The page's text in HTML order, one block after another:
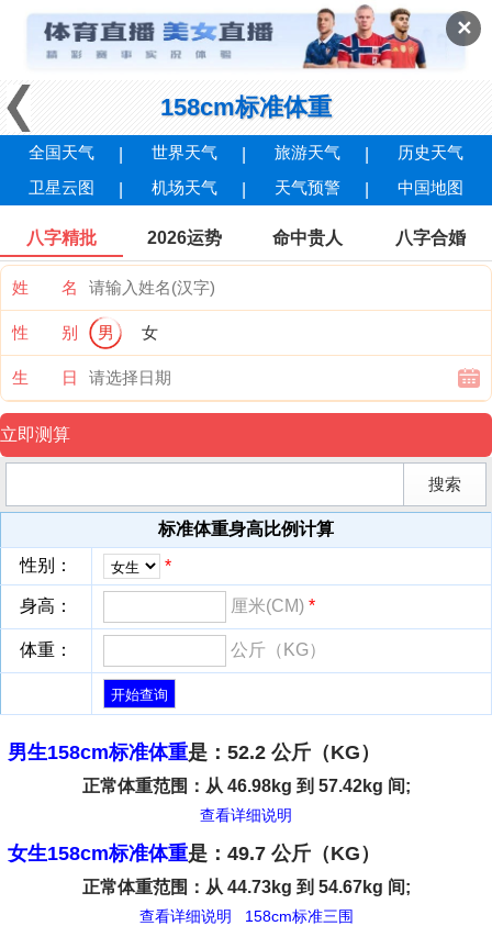
✕
158cm标准体重
全国天气 世界天气 旅游天气
历史天气
卫星云图
机场天气 天气预警 中国地图
八字精批 2026运势 命中贵人 八字合婚
姓 名
性 别 男 女
生 日
标准体重身高比例计算
性别：
*
身高： 厘米(CM) *
体重： 公斤（KG）
男生158cm标准体重是：52.2 公斤（KG）
正常体重范围：从 46.98kg 到 57.42kg 间;
查看详细说明
女生158cm标准体重是：49.7 公斤（KG）
正常体重范围：从 44.73kg 到 54.67kg 间;
查看详细说明 158cm标准三围